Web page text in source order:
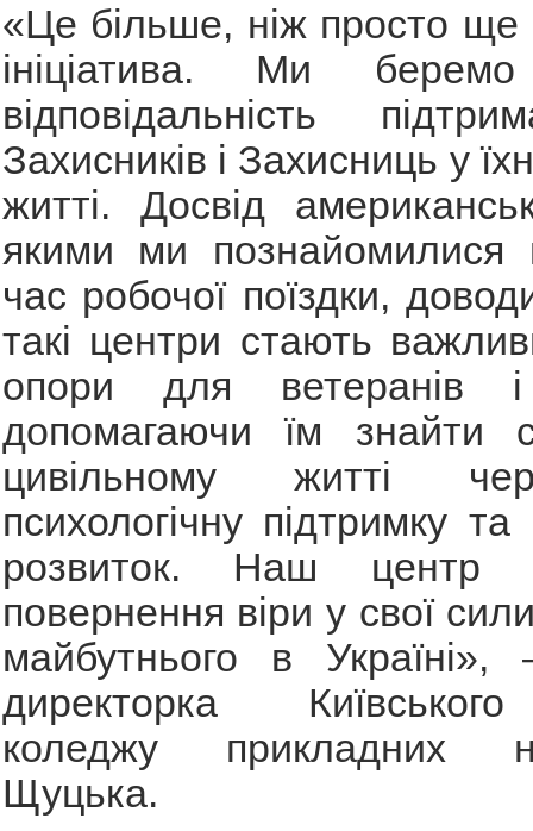
«Це більше, ніж просто ще
ініціатива. Ми
відповідальність
Захисників і Захисниць у
житті. Досвід
якими ми познайомилися
час робочої поїздки,
такі центри стають
опори для ветеранів і
допомагаючи їм знайти
цивільному житті
психологічну підтримку
розвиток. Наш
повернення віри у свої
майбутнього в Україні»,
директорка
коледжу прикладних
Щуцька.